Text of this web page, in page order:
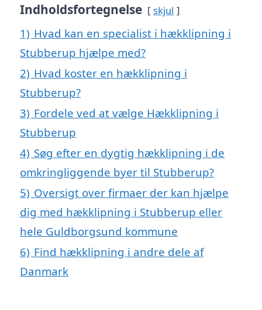
Indholdsfortegnelse skjul
1) Hvad kan en specialist i hækklipning i
Stubberup hjælpe med?
2) Hvad koster en hækklipning i
Stubberup?
3) Fordele ved at vælge Hækklipning i
Stubberup
4) Søg efter en dygtig hækklipning i de
omkringliggende byer til Stubberup?
5) Oversigt over firmaer der kan hjælpe
dig med hækklipning i Stubberup eller
hele Guldborgsund kommune
6) Find hækklipning i andre dele af
Danmark